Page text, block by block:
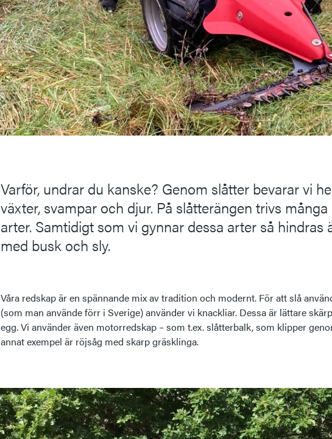
Varför, undrar du kanske? Genom slåtter bevarar vi
växter, svampar och djur. På slåtterängen trivs
arter. Samtidigt som vi gynnar dessa arter så hindras
med busk och sly.
Våra redskap är en spännande mix av tradition och modernt. För att slå
(som man använde förr i Sverige) använder vi knackliar. Dessa är lättare
egg. Vi använder även motorredskap – som t.ex. slåtterbalk, som klipper
annat exempel är röjsåg med skarp gräsklinga.